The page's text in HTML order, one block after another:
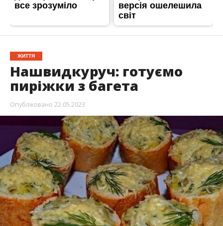
ЖИТТЯ
Нашвидкуруч: готуємо
пиріжки з багета
Опубліковано 22.05.2023